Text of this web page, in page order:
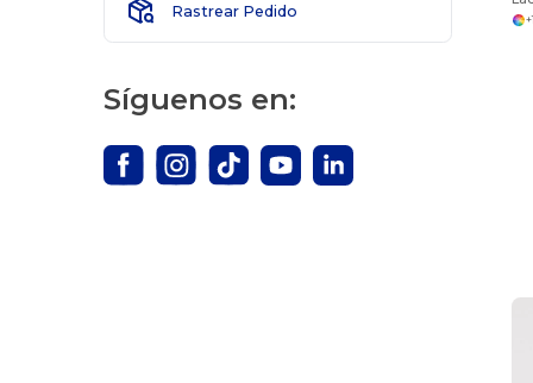
Rastrear Pedido
Síguenos en: